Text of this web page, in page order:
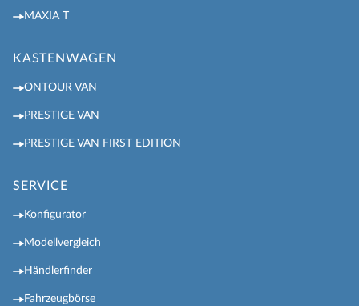
MAXIA T
KASTENWAGEN
ONTOUR VAN
PRESTIGE VAN
PRESTIGE VAN FIRST EDITION
SERVICE
Konfigurator
Modellvergleich
Händlerfinder
Fahrzeugbörse